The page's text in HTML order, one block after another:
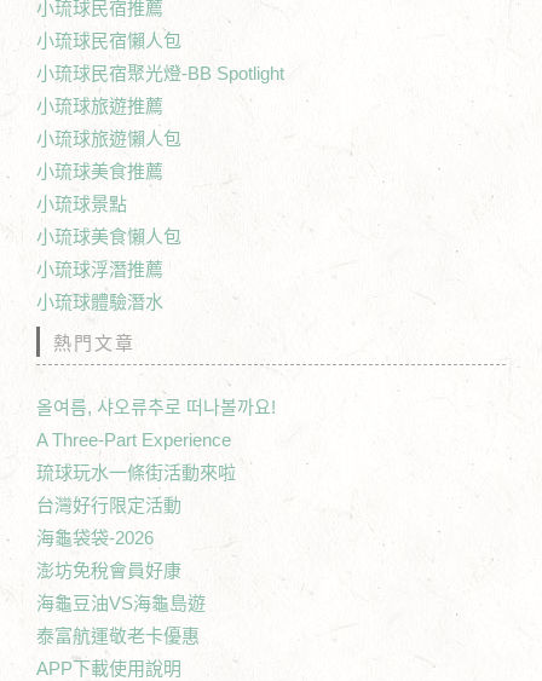
小琉球民宿推薦
小琉球民宿懶人包
小琉球民宿聚光燈-BB Spotlight
小琉球旅遊推薦
小琉球旅遊懶人包
小琉球美食推薦
小琉球景點
小琉球美食懶人包
小琉球浮潛推薦
小琉球體驗潛水
熱門文章
올여름, 샤오류추로 떠나볼까요!
A Three-Part Experience
琉球玩水一條街活動來啦
台灣好行限定活動
海龜袋袋-2026
澎坊免稅會員好康
海龜豆油VS海龜島遊
泰富航運敬老卡優惠
APP下載使用說明